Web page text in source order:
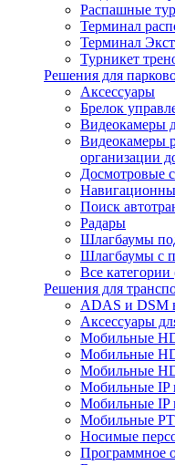
Распашные
Терминал
Терминал
Турникет
Решения для
Аксессуары
Брелок
Видеокамеры
Видеокамеры
организации
Досмотровые
Поиск
Радары
Шлагбаумы
Шлагбаумы с
Все категории
Решения для
ADAS и DSM
Аксессуары
Мобильные
Мобильные
Мобильные
Мобильные IP
Мобильные IP
Мобильные
Носимые
Программное